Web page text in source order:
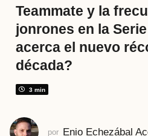
t
r
á
s
6
a
ñ
s
Teammate y la
jonrones en la
acerca el nuevo
década?
3 min
por Enio Echezábal